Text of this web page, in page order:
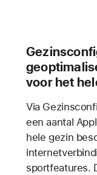
voor het
Via
een aantal
hele gezin
sportfeatures.